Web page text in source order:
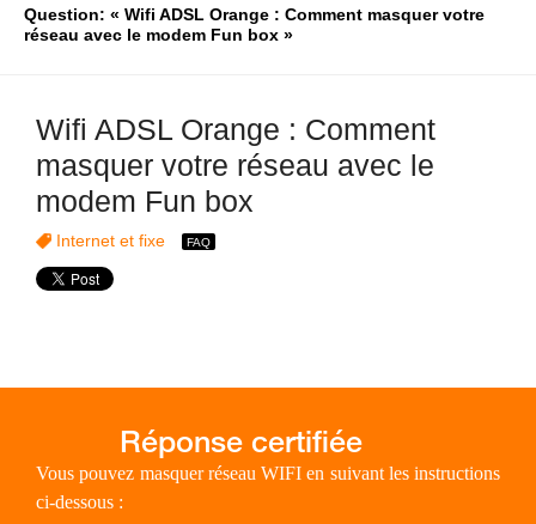
Question: « Wifi ADSL Orange : Comment masquer votre
réseau avec le modem Fun box »
Wifi ADSL Orange : Comment
masquer votre réseau avec le
modem Fun box
Internet et fixe
Vous pouvez masquer réseau WIFI en suivant les instructions
ci-dessous :